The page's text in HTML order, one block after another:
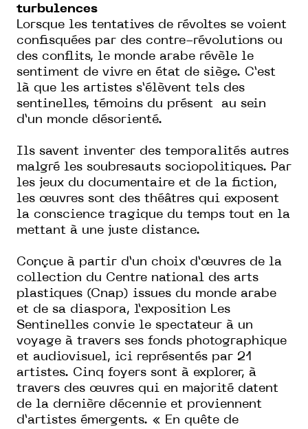
turbulences
Lorsque les tentatives de révoltes se voient
confisquées par des contre-révolutions ou
des conflits, le monde arabe révèle le
sentiment de vivre en état de siège. C’est
là que les artistes s’élèvent tels des
sentinelles, témoins du présent au sein
d’un monde désorienté.
Ils savent inventer des temporalités autres
malgré les soubresauts sociopolitiques. Par
les jeux du documentaire et de la fiction,
les œuvres sont des théâtres qui exposent
la conscience tragique du temps tout en la
mettant à une juste distance.
Conçue à partir d’un choix d’œuvres de la
collection du Centre national des arts
plastiques (Cnap) issues du monde arabe
et de sa diaspora, l’exposition Les
Sentinelles convie le spectateur à un
voyage à travers ses fonds photographique
et audiovisuel, ici représentés par 21
artistes. Cinq foyers sont à explorer, à
travers des œuvres qui en majorité datent
de la dernière décennie et proviennent
d’artistes émergents. « En quête de